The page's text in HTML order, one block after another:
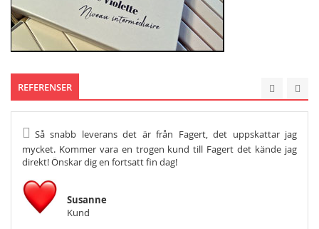
REFERENSER
Så snabb leverans det är från Fagert, det uppskattar jag
mycket. Kommer vara en trogen kund till Fagert det kände jag
direkt! Önskar dig en fortsatt fin dag!
Susanne
Kund